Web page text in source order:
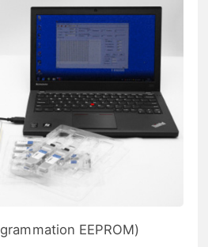
EEPROM)